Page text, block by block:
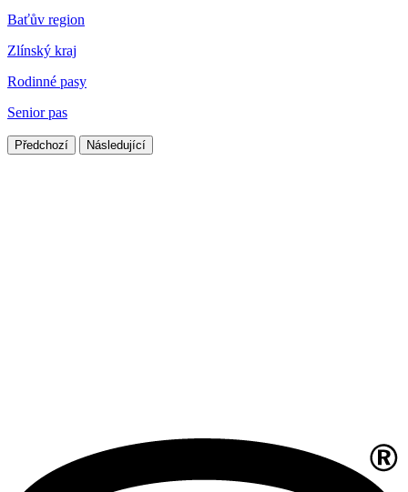
Baťův region
Zlínský kraj
Rodinné pasy
Senior pas
Předchozí Následující